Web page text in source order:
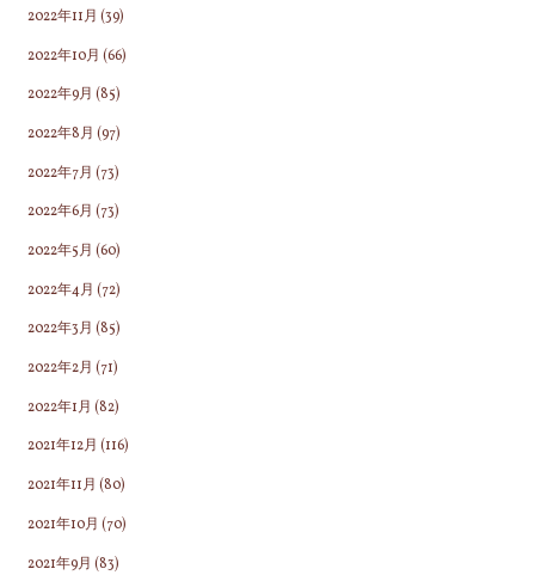
2022年11月 (39)
2022年10月 (66)
2022年9月 (85)
2022年8月 (97)
2022年7月 (73)
2022年6月 (73)
2022年5月 (60)
2022年4月 (72)
2022年3月 (85)
2022年2月 (71)
2022年1月 (82)
2021年12月 (116)
2021年11月 (80)
2021年10月 (70)
2021年9月 (83)